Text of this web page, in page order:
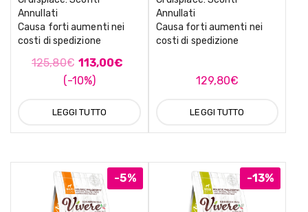
Annullati
Causa forti aumenti nei
costi di spedizione
125,80€ 113,00€
(-10%)
LEGGI TUTTO
Annullati
Causa forti aumenti nei
costi di spedizione
129,80€
LEGGI TUTTO
-5% -13%